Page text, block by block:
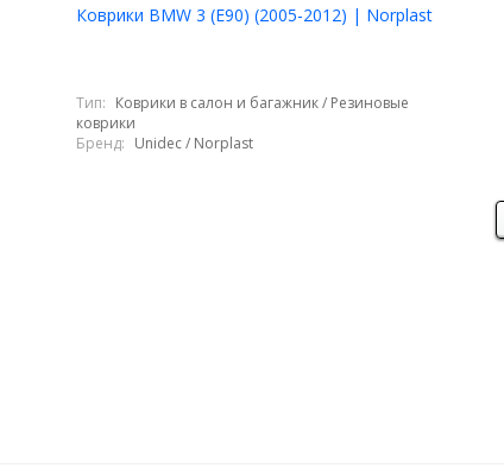
Коврики BMW 3 (E90) (2005-2012) | Norplast
Тип: Коврики в салон и багажник / Резиновые
коврики
Бренд: Unidec / Norplast